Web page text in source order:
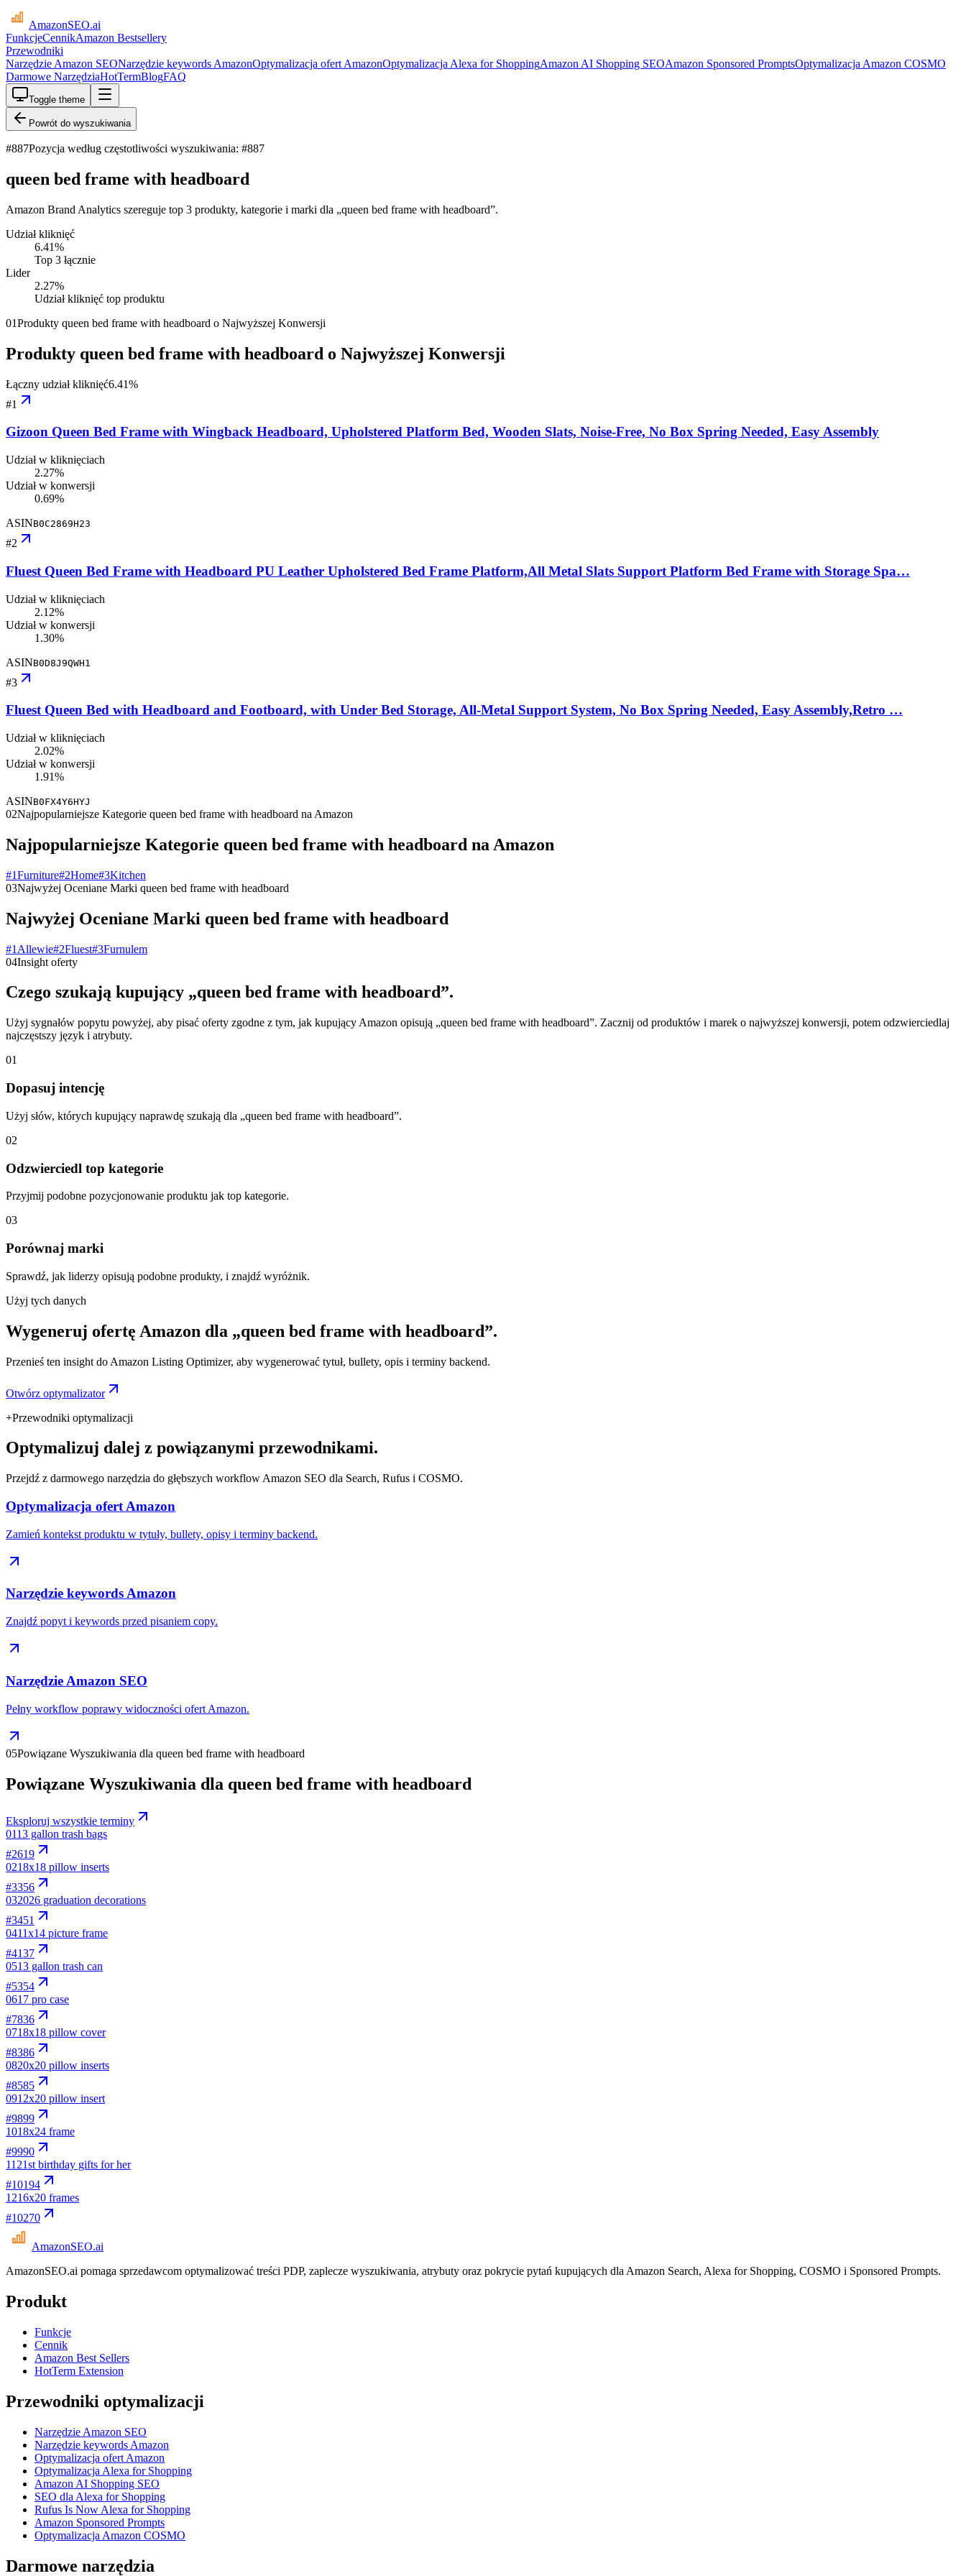
AmazonSEO.ai
FunkcjeCennikAmazon Bestsellery
Przewodniki
Narzędzie Amazon SEONarzędzie keywords AmazonOptymalizacja ofert AmazonOptymalizacja Alexa for ShoppingAmazon AI Shopping SEOAmazon Sponsored PromptsOptymalizacja Amazon COSMO
Darmowe NarzędziaHotTermBlogFAQ
Toggle theme
Powrót do wyszukiwania
#887Pozycja według częstotliwości wyszukiwania: #887
queen bed frame with headboard
Amazon Brand Analytics szereguje top 3 produkty, kategorie i marki dla „queen bed frame with headboard”.
Udział kliknięć
6.41%
Top 3 łącznie
Lider
2.27%
Udział kliknięć top produktu
01Produkty queen bed frame with headboard o Najwyższej Konwersji
Produkty queen bed frame with headboard o Najwyższej Konwersji
Łączny udział kliknięć6.41%
#1
Gizoon Queen Bed Frame with Wingback Headboard, Upholstered Platform Bed, Wooden Slats, Noise-Free, No Box Spring Needed, Easy Assembly
Udział w kliknięciach
2.27%
Udział w konwersji
0.69%
ASINB0C2869H23
#2
Fluest Queen Bed Frame with Headboard PU Leather Upholstered Bed Frame Platform,All Metal Slats Support Platform Bed Frame with Storage Spa…
Udział w kliknięciach
2.12%
Udział w konwersji
1.30%
ASINB0D8J9QWH1
#3
Fluest Queen Bed with Headboard and Footboard, with Under Bed Storage, All-Metal Support System, No Box Spring Needed, Easy Assembly,Retro …
Udział w kliknięciach
2.02%
Udział w konwersji
1.91%
ASINB0FX4Y6HYJ
02Najpopularniejsze Kategorie queen bed frame with headboard na Amazon
Najpopularniejsze Kategorie queen bed frame with headboard na Amazon
#1Furniture#2Home#3Kitchen
03Najwyżej Oceniane Marki queen bed frame with headboard
Najwyżej Oceniane Marki queen bed frame with headboard
#1 Allewie#2Fluest#3Furnulem
04Insight oferty
Czego szukają kupujący „queen bed frame with headboard”.
Użyj sygnałów popytu powyżej, aby pisać oferty zgodne z tym, jak kupujący Amazon opisują „queen bed frame with headboard”. Zacznij od produktów i marek o najwyższej konwersji, potem odzwierciedlaj
najczęstszy język i atrybuty.
01
Dopasuj intencję
Użyj słów, których kupujący naprawdę szukają dla „queen bed frame with headboard”.
02
Odzwierciedl top kategorie
Przyjmij podobne pozycjonowanie produktu jak top kategorie.
03
Porównaj marki
Sprawdź, jak liderzy opisują podobne produkty, i znajdź wyróżnik.
Użyj tych danych
Wygeneruj ofertę Amazon dla „queen bed frame with headboard”.
Przenieś ten insight do Amazon Listing Optimizer, aby wygenerować tytuł, bullety, opis i terminy backend.
Otwórz optymalizator
+Przewodniki optymalizacji
Optymalizuj dalej z powiązanymi przewodnikami.
Przejdź z darmowego narzędzia do głębszych workflow Amazon SEO dla Search, Rufus i COSMO.
Optymalizacja ofert Amazon
Zamień kontekst produktu w tytuły, bullety, opisy i terminy backend.
Narzędzie keywords Amazon
Znajdź popyt i keywords przed pisaniem copy.
Narzędzie Amazon SEO
Pełny workflow poprawy widoczności ofert Amazon.
05Powiązane Wyszukiwania dla queen bed frame with headboard
Powiązane Wyszukiwania dla queen bed frame with headboard
Eksploruj wszystkie terminy
0113 gallon trash bags
#2619
0218x18 pillow inserts
#3356
032026 graduation decorations
#3451
0411x14 picture frame
#4137
0513 gallon trash can
#5354
0617 pro case
#7836
0718x18 pillow cover
#8386
0820x20 pillow inserts
#8585
0912x20 pillow insert
#9899
1018x24 frame
#9990
1121st birthday gifts for her
#10194
1216x20 frames
#10270
AmazonSEO.ai
AmazonSEO.ai pomaga sprzedawcom optymalizować treści PDP, zaplecze wyszukiwania, atrybuty oraz pokrycie pytań kupujących dla Amazon Search, Alexa for Shopping, COSMO i Sponsored Prompts.
Produkt
Funkcje
Cennik
Amazon Best Sellers
HotTerm Extension
Przewodniki optymalizacji
Narzędzie Amazon SEO
Narzędzie keywords Amazon
Optymalizacja ofert Amazon
Optymalizacja Alexa for Shopping
Amazon AI Shopping SEO
SEO dla Alexa for Shopping
Rufus Is Now Alexa for Shopping
Amazon Sponsored Prompts
Optymalizacja Amazon COSMO
Darmowe narzędzia